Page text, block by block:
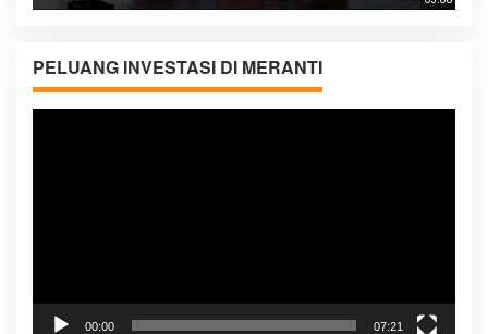
PELUANG INVESTASI DI MERANTI
00:00 07:21